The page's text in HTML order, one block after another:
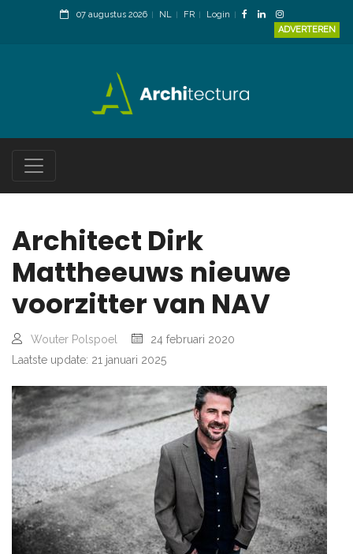
07 augustus 2026 NL FR
Login
ADVERTEREN
Architect Dirk
Mattheeuws nieuwe
voorzitter van NAV
Wouter Polspoel
24 februari 2020
Laatste update: 21 januari 2025